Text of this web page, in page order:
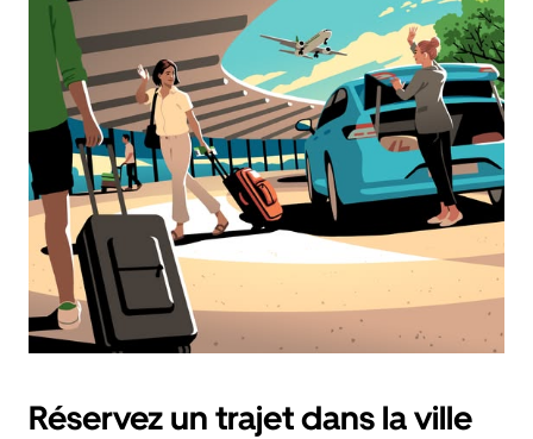
Réservez un trajet dans la ville